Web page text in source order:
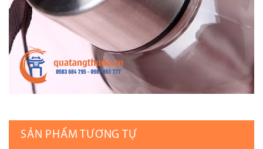
SẢN PHẨM TƯƠNG TỰ